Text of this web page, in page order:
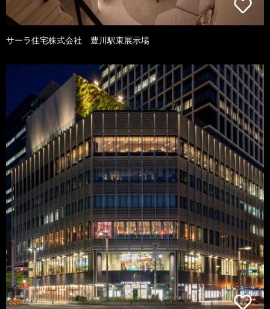
サーラ住宅株式会社 豊川駅東展示場